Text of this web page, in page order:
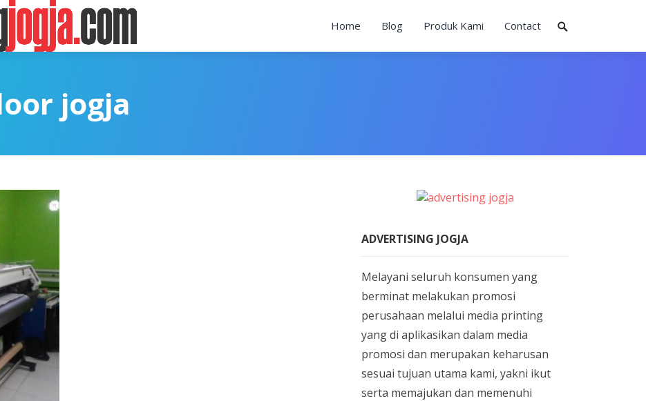
Home Blog Produk Kami Contact
jogja
ADVERTISING JOGJA
Melayani seluruh konsumen yang
berminat melakukan promosi
perusahaan melalui media printing
yang di aplikasikan dalam media
promosi dan merupakan keharusan
sesuai tujuan utama kami, yakni ikut
serta memajukan dan memenuhi